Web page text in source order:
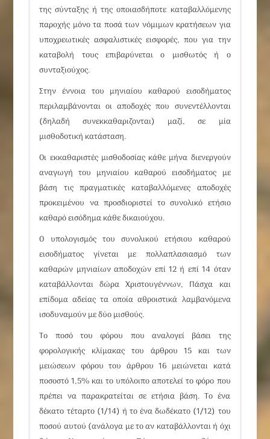
της σύνταξης ή της οποιασδήποτε καταβαλλόμενης
παροχής μόνο τα ποσά των νόμιμων κρατήσεων για
υποχρεωτικές ασφαλιστικές εισφορές, που για την
καταβολή τους επιβαρύνεται ο μισθωτός ή ο
συνταξιούχος.
Στην έννοια του μηνιαίου καθαρού εισοδήματος
περιλαμβάνονται οι αποδοχές που συνεντέλλονται
(δηλαδή συνεκκαθαριζονται) μαζί, σε μία
μισθοδοτική κατάσταση.
Οι εκκαθαριστές μισθοδοσίας κάθε μήνα διενεργούν
αναγωγή του μηνιαίου καθαρού εισοδήματος με
βάση τις πραγματικές καταβαλλόμενες αποδοχές
προκειμένου να προσδιοριστεί το συνολικό ετήσιο
καθαρό εισόδημα κάθε δικαιούχου.
Ο υπολογισμός του συνολικού ετήσιου καθαρού
εισοδήματος γίνεται με πολλαπλασιασμό των
καθαρών μηνιαίων αποδοχών επί 12 ή επί 14 όταν
καταβάλλονται δώρα Χριστουγέννων, Πάσχα και
επίδομα αδείας τα οποία αθροιστικά λαμβανόμενα
ισοδυναμούν με δύο μισθούς.
Το ποσό του φόρου που αναλογεί βάσει της
φορολογικής κλίμακας του άρθρου 15 και των
μειώσεων φόρου του άρθρου 16 μειώνεται κατά
ποσοστό 1,5% και το υπόλοιπο αποτελεί το φόρο που
πρέπει να παρακρατείται σε ετήσια βάση. Το ένα
δέκατο τέταρτο (1/14) ή το ένα δωδέκατο (1/12) του
ποσού αυτού (ανάλογα με το αν καταβάλλονται ή όχι